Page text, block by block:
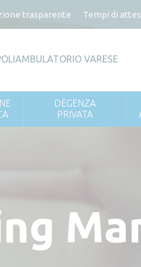
trasparente Tempi di
VARESE
DEGENZA
PRIVATA